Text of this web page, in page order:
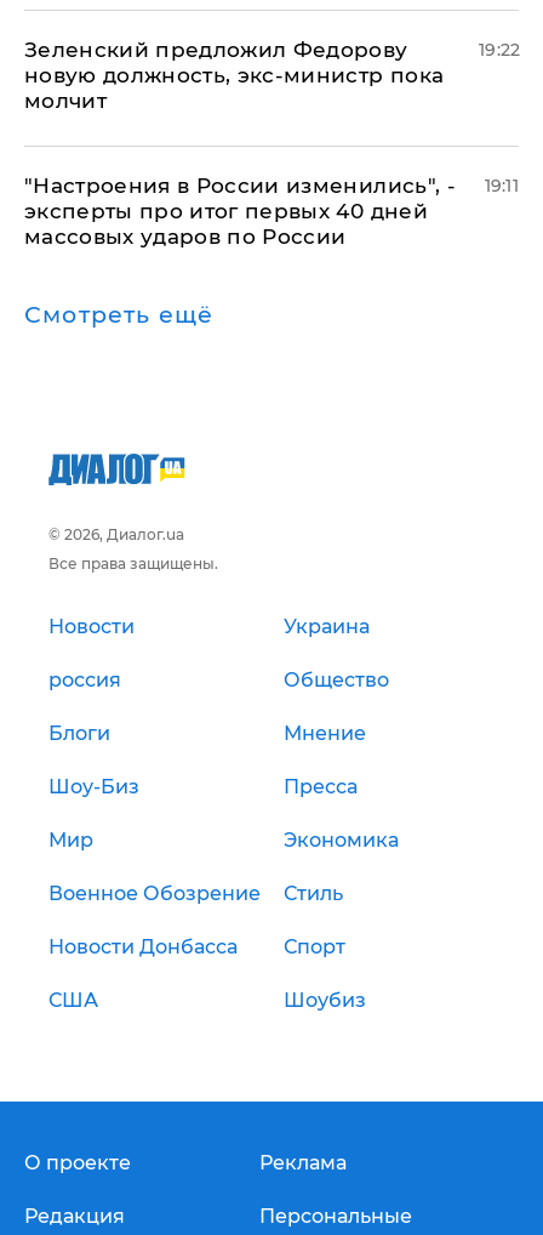
Зеленский предложил Федорову
новую должность, экс-министр пока
молчит
19:22
"Настроения в России изменились", -
эксперты про итог первых 40 дней
массовых ударов по России
19:11
Смотреть ещё
© 2026, Диалог.ua
Все права защищены.
Новости Украина
россия Общество
Блоги Мнение
Шоу-Биз Пресса
Мир Экономика
Военное Обозрение Стиль
Новости Донбасса Спорт
США Шоубиз
О проекте
Редакция
Реклама
Персональные